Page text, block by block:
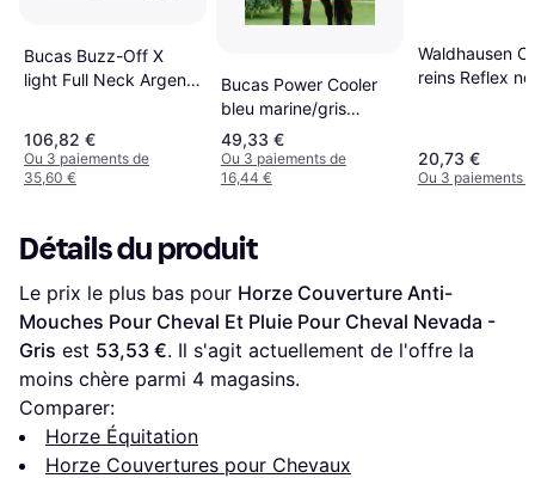
Bucas Buzz-Off X
light Full Neck Argent
106,82 €
Ou 3 paiements de
35,60 €
Bucas Power Cooler
bleu marine/gris
Black/Silver
49,33 €
Ou 3 paiements de
16,44 €
Waldhausen
reins Reflex
20,73 €
Ou 3 paiements
Détails du produit
Le prix le plus bas pour Horze Couverture Anti-
Mouches Pour Cheval Et Pluie Pour Cheval Nevada -
Gris est 53,53 €. Il s'agit actuellement de l'offre la
moins chère parmi 4 magasins.
Comparer:
Horze Équitation
Horze Couvertures pour Chevaux